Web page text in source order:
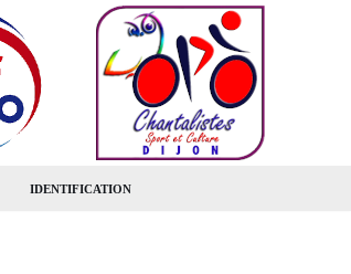
IDENTIFICATION